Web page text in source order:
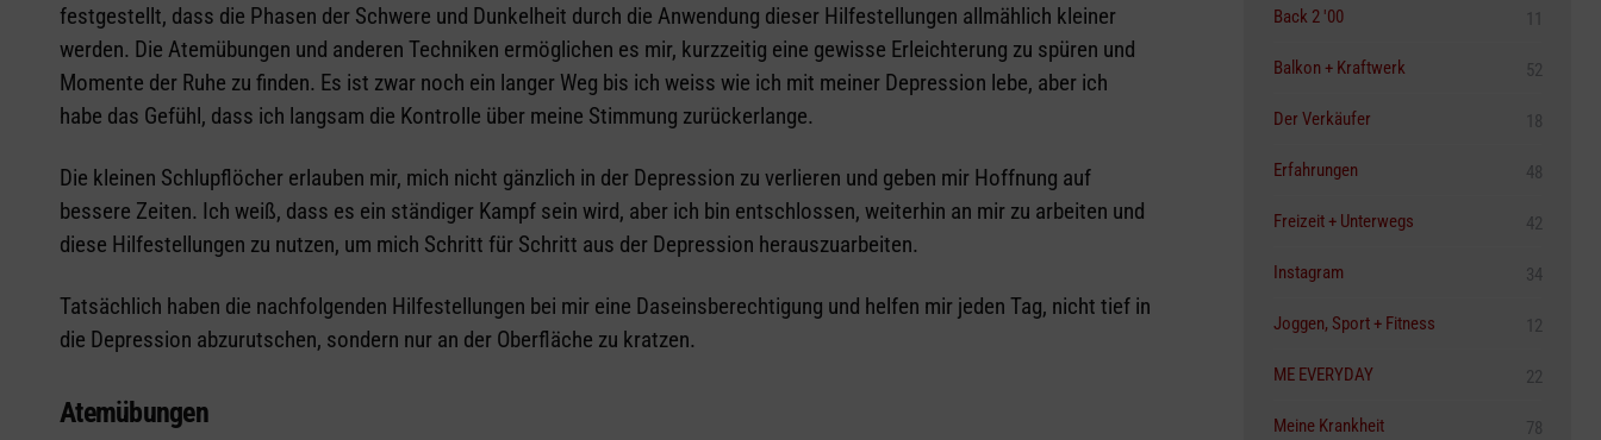
festgestellt, dass die Phasen der Schwere und Dunkelheit durch die Anwendung dieser Hilfestellungen allmählich kleiner
werden. Die Atemübungen und anderen Techniken ermöglichen es mir, kurzzeitig eine gewisse Erleichterung zu spüren und
Momente der Ruhe zu finden. Es ist zwar noch ein langer Weg bis ich weiss wie ich mit meiner Depression lebe, aber ich
habe das Gefühl, dass ich langsam die Kontrolle über meine Stimmung zurückerlange.
Die kleinen Schlupflöcher erlauben mir, mich nicht gänzlich in der Depression zu verlieren und geben mir Hoffnung auf
bessere Zeiten. Ich weiß, dass es ein ständiger Kampf sein wird, aber ich bin entschlossen, weiterhin an mir zu arbeiten und
diese Hilfestellungen zu nutzen, um mich Schritt für Schritt aus der Depression herauszuarbeiten.
Tatsächlich haben die nachfolgenden Hilfestellungen bei mir eine Daseinsberechtigung und helfen mir jeden Tag, nicht tief in
die Depression abzurutschen, sondern nur an der Oberfläche zu kratzen.
Atemübungen
Back 2 '00 11
Balkon + Kraftwerk 52
Der Verkäufer 18
Erfahrungen 48
Freizeit + Unterwegs 42
Instagram 34
Joggen, Sport + Fitness 12
ME EVERYDAY 22
Meine Krankheit 78